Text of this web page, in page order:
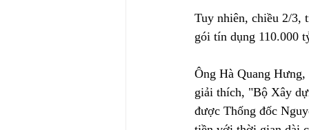
Tuy nhiên, chiều 2/3,
gói tín dụng 110.000
Ông Hà Quang
giải thích, "Bộ Xây
được Thống đốc